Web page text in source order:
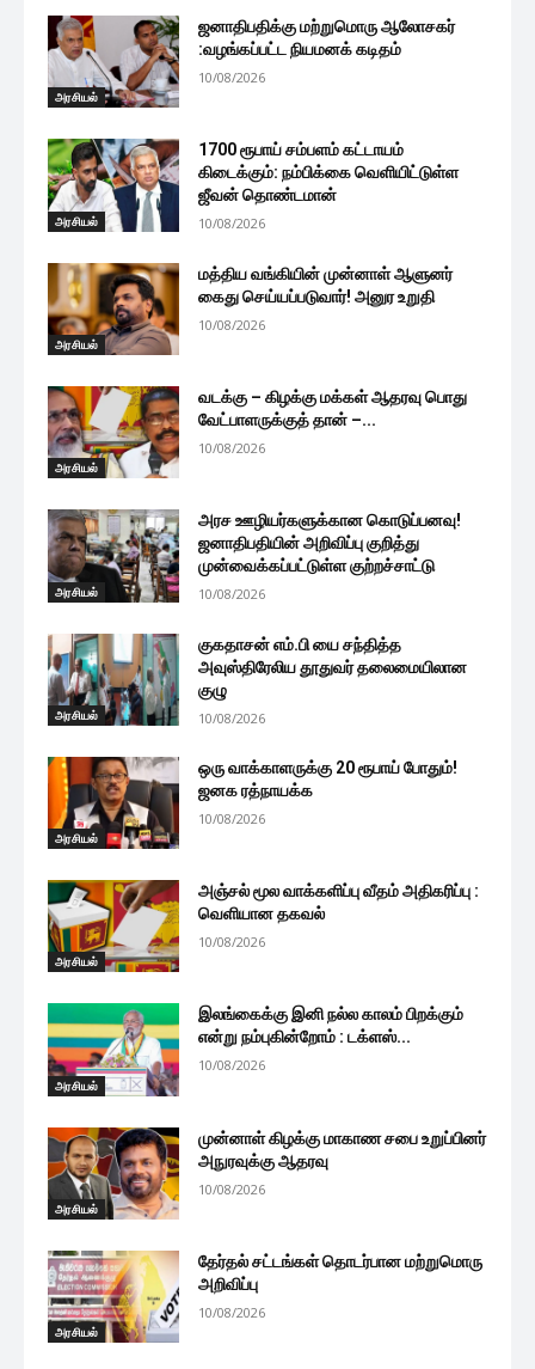
அரசியல்
ஜனாதிபதிக்கு மற்றுமொரு ஆலோசகர்
:வழங்கப்பட்ட நியமனக் கடிதம்
10/08/2026
அரசியல்
1700 ரூபாய் சம்பளம் கட்டாயம்
கிடைக்கும்: நம்பிக்கை வெளியிட்டுள்ள
ஜீவன் தொண்டமான்
10/08/2026
அரசியல்
மத்திய வங்கியின் முன்னாள் ஆளுனர்
கைது செய்யப்படுவார்! அனுர உறுதி
10/08/2026
அரசியல்
வடக்கு – கிழக்கு மக்கள் ஆதரவு பொது
வேட்பாளருக்குத் தான் –...
10/08/2026
அரசியல்
அரச ஊழியர்களுக்கான கொடுப்பனவு!
ஜனாதிபதியின் அறிவிப்பு குறித்து
முன்வைக்கப்பட்டுள்ள குற்றச்சாட்டு
10/08/2026
அரசியல்
குகதாசன் எம்.பி யை சந்தித்த
அவுஸ்திரேலிய தூதுவர் தலைமையிலான
குழு
10/08/2026
அரசியல்
ஒரு வாக்காளருக்கு 20 ரூபாய் போதும்!
ஜனக ரத்நாயக்க
10/08/2026
அரசியல்
அஞ்சல் மூல வாக்களிப்பு வீதம் அதிகரிப்பு :
வெளியான தகவல்
10/08/2026
அரசியல்
இலங்கைக்கு இனி நல்ல காலம் பிறக்கும்
என்று நம்புகின்றோம் : டக்ளஸ்...
10/08/2026
அரசியல்
முன்னாள் கிழக்கு மாகாண சபை உறுப்பினர்
அநுரவுக்கு ஆதரவு
10/08/2026
அரசியல்
தேர்தல் சட்டங்கள் தொடர்பான மற்றுமொரு
அறிவிப்பு
10/08/2026